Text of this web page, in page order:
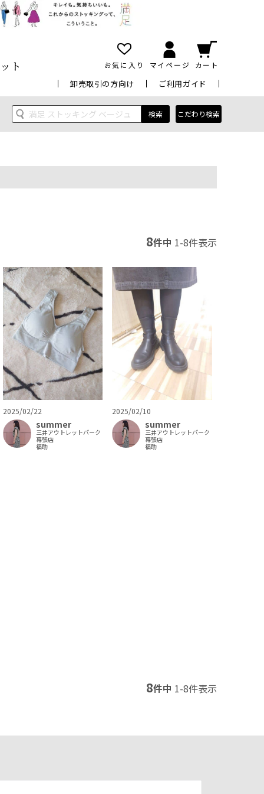
ト お気に入り マイページ カート
卸売取引の方向け ご利用ガイド
検索 こだわり検索
8件中 1-8件表示
2025/02/22
summer
三井アウトレットパーク
幕張店
福助
2025/02/10
summer
三井アウトレットパーク
幕張店
福助
8件中 1-8件表示